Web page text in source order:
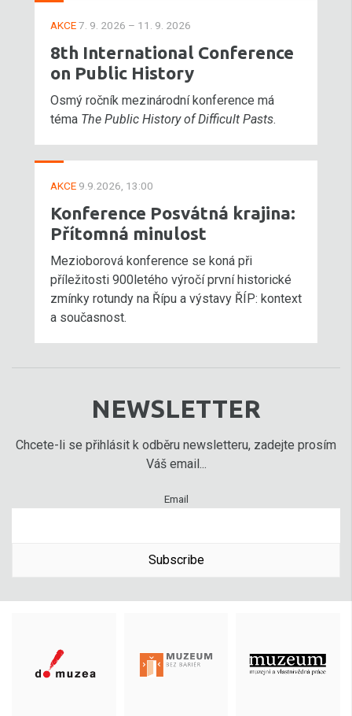
AKCE7. 9. 2026 – 11. 9. 2026
8th International Conference
on Public History
Osmý ročník mezinárodní konference má
téma The Public History of Difficult Pasts.
AKCE 9.9.2026, 13:00
Konference Posvátná krajina:
Přítomná minulost
Mezioborová konference se koná při
příležitosti 900letého výročí první historické
zmínky rotundy na Řípu a výstavy ŘÍP: kontext
a současnost.
NEWSLETTER
Chcete-li se přihlásit k odběru newsletteru, zadejte prosím
Váš email...
Email
Subscribe